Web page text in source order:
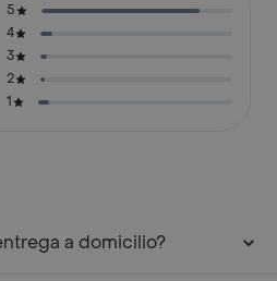
5
4
3
2
1
a domicilio?